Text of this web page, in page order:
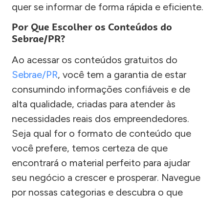
quer se informar de forma rápida e eficiente.
Por Que Escolher os Conteúdos do
Sebrae/PR?
Ao acessar os conteúdos gratuitos do
Sebrae/PR, você tem a garantia de estar
consumindo informações confiáveis e de
alta qualidade, criadas para atender às
necessidades reais dos empreendedores.
Seja qual for o formato de conteúdo que
você prefere, temos certeza de que
encontrará o material perfeito para ajudar
seu negócio a crescer e prosperar. Navegue
por nossas categorias e descubra o que